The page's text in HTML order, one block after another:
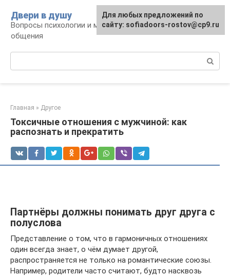
контенту
Двери в душу
Вопросы психологии и межличностного
общения
Главная » Другое
Токсичные отношения с мужчиной: как
распознать и прекратить
Партнёры должны понимать друг друга с
полуслова
Представление о том, что в гармоничных отношениях
один всегда знает, о чём думает другой,
распространяется не только на романтические союзы.
Например, родители часто считают, будто насквозь
Для любых предложений по
сайту: sofiadoors-rostov@cp9.ru